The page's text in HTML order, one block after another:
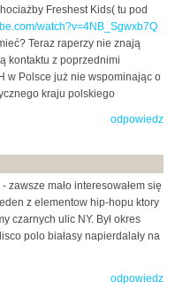
Freshest Kids( tu pod
watch?v=4NB_Sgwxb7Q
Teraz raperzy nie znają
kontaktu z poprzednimi
w Polsce już nie wspominając o
kraju polskiego
odpowiedz
zawsze mało interesowałem się
z elementow hip-hopu ktory
czarnych ulic NY. Był okres
polo białasy napierdalały na
odpowiedz